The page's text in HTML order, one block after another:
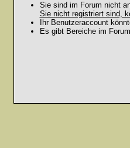
Sie sind im Forum nicht
Sie nicht registriert sind,
Ihr Benutzeraccount
Es gibt Bereiche im